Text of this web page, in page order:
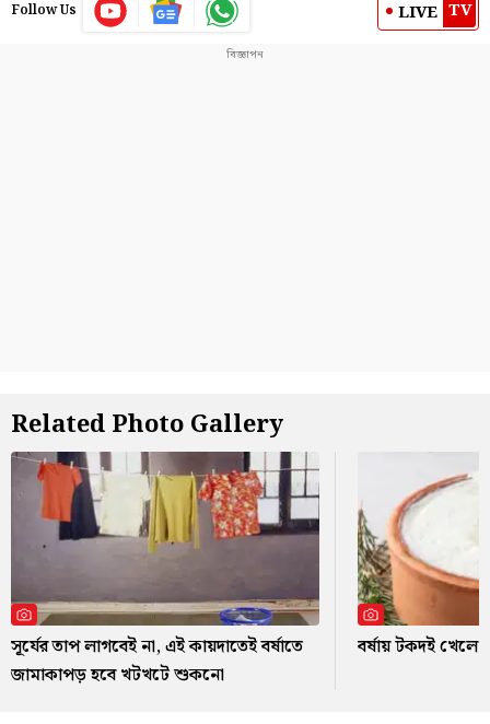
Follow Us LIVE TV
Related Photo Gallery
সূর্যের তাপ লাগবেই না, এই কায়দাতেই বর্ষাতে
জামাকাপড় হবে খটখটে শুকনো
বর্ষায় টকদই খেলে